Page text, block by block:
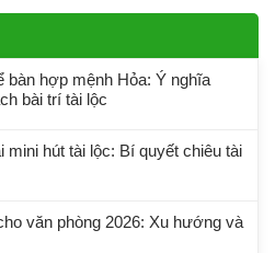
bàn hợp mệnh Hỏa: Ý nghĩa
bài trí tài lộc
mini hút tài lộc: Bí quyết chiêu tài
văn phòng 2026: Xu hướng và